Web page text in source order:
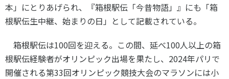
本」にとりあげられ、『箱根駅伝「今昔物語」』にも「箱
根駅伝生中継、始まりの日」として記載されている。
箱根駅伝は100回を迎える。この間、延べ100人以上の箱
根駅伝経験者がオリンピック出場を果たし、 2024年パリで
開催される第33回オリンピック競技大会のマラソンには小